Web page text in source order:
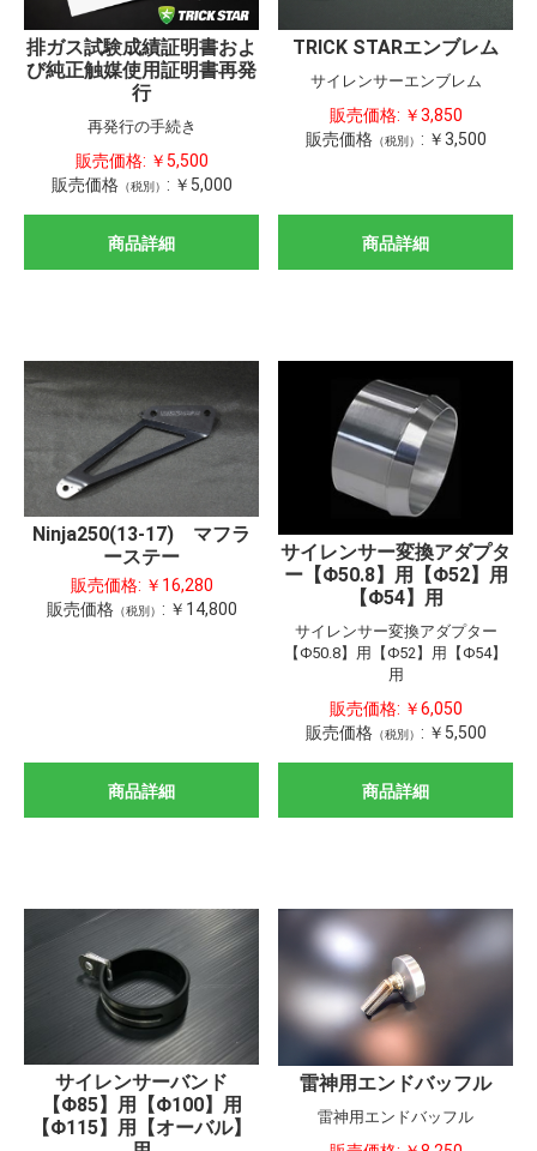
排ガス試験成績証明書およ
び純正触媒使用証明書再発
行
再発行の手続き
販売価格: ￥5,500
販売価格（税別） : ￥5,000
商品詳細
TRICK STARエンブレム
サイレンサーエンブレム
販売価格: ￥3,850
販売価格（税別） : ￥3,500
商品詳細
Ninja250(13-17) マフラ
ーステー
販売価格: ￥16,280
販売価格（税別） : ￥14,800
商品詳細
サイレンサー変換アダプタ
ー【Φ50.8】用【Φ52】用
【Φ54】用
サイレンサー変換アダプター
【Φ50.8】用【Φ52】用【Φ54】
用
販売価格: ￥6,050
販売価格（税別） : ￥5,500
商品詳細
サイレンサーバンド
【Φ85】用【Φ100】用
【Φ115】用【オーバル】
雷神用エンドバッフル
雷神用エンドバッフル